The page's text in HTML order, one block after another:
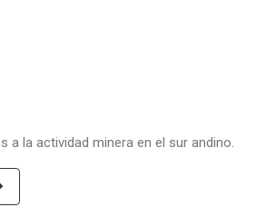
a la actividad minera en el sur andino.